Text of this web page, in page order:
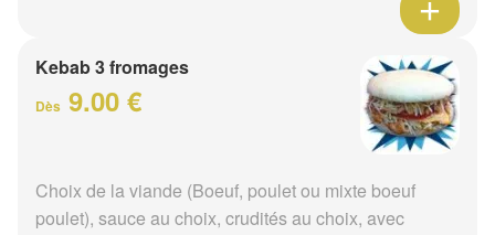
Kebab 3 fromages
Dès 9.00 €
Choix de la viande (Boeuf, poulet ou mixte boeuf
poulet), sauce au choix, crudités au choix, avec